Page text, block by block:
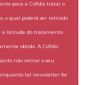
para a Cofidis tratar o
o qual poderá ser retirado
a licitude do tratamento
obtido. A Cofidis
não retirar o seu
tal newsletter for